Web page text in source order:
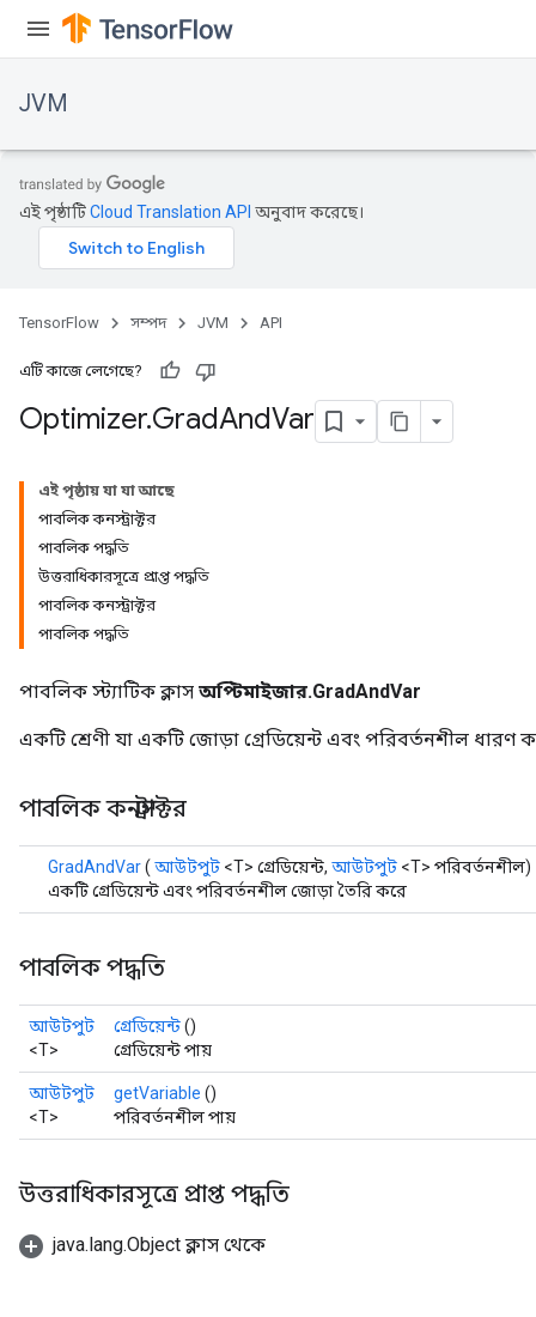
JVM
এই পৃষ্ঠাটিCloud Translation API অনুবাদ করেছে।
TensorFlow সম্পদ JVM API
এটি কাজে লেগেছে?
Optimizer.GradAndVar
এই পৃষ্ঠায় যা যা আছে
পাবলিক কনস্ট্রাক্টর
পাবলিক পদ্ধতি
উত্তরাধিকারসূত্রে প্রাপ্ত পদ্ধতি
পাবলিক কনস্ট্রাক্টর
পাবলিক পদ্ধতি
পাবলিক স্ট্যাটিক ক্লাস অপ্টিমাইজার.GradAndVar
একটি শ্রেণী যা একটি জোড়া গ্রেডিয়েন্ট এবং পরিবর্তনশীল ধারণ
পাবলিক কনস্ট্রাক্টর
GradAndVar( আউটপুট <T> গ্রেডিয়েন্ট, আউটপুট <T> পরিবর্তনশীল)
একটি গ্রেডিয়েন্ট এবং পরিবর্তনশীল জোড়া তৈরি করে
পাবলিক পদ্ধতি
আউটপুট
<T>
গ্রেডিয়েন্ট()
গ্রেডিয়েন্ট পায়
আউটপুট
<T>
getVariable ()
পরিবর্তনশীল পায়
উত্তরাধিকারসূত্রে প্রাপ্ত পদ্ধতি
java.lang.Object ক্লাস থেকে